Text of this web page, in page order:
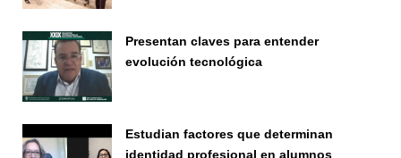
Presentan claves para entender
evolución tecnológica
Estudian factores que determinan
identidad profesional en alumnos